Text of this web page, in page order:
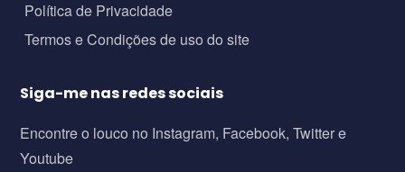
Política de Privacidade
Termos e Condições de uso do site
Siga-me nas redes sociais
Encontre o louco no Instagram, Facebook, Twitter e
Youtube